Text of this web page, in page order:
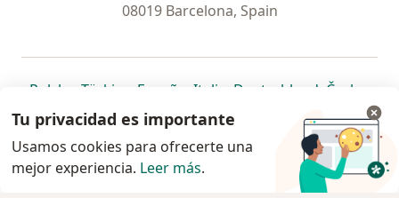
08019 Barcelona, Spain
Polska se abre en una nueva pestaña
Türkiye se abre en una nueva pestaña
España se abre en una nueva pestaña
Italia se abre en una nueva
Deutschlandse abre en
Česko
Portugal
se abre en una nueva pestaña
México se abre en una nueva pestaña
Chile se abre en una nueva pestaña
Brasil se abre en una nueva
se abre en
se
se abre en una nueva
www.doctoralia.pe © 2026 - Encuentra tu
Tu privacidad es importante
Usamos cookies para ofrecerte una
mejor experiencia. Leer más.